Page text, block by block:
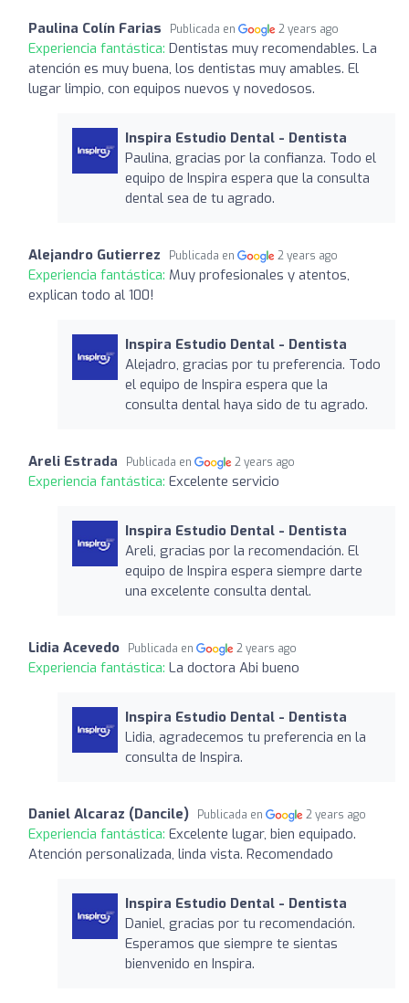
Paulina Colín Farias Publicada en 2 years ago
Experiencia fantástica: Dentistas muy recomendables. La
atención es muy buena, los dentistas muy amables. El
lugar limpio, con equipos nuevos y novedosos.
Inspira Estudio Dental - Dentista
Paulina, gracias por la confianza. Todo el
equipo de Inspira espera que la consulta
dental sea de tu agrado.
Alejandro Gutierrez Publicada en 2 years ago
Experiencia fantástica: Muy profesionales y atentos,
explican todo al 100!
Inspira Estudio Dental - Dentista
Alejadro, gracias por tu preferencia. Todo
el equipo de Inspira espera que la
consulta dental haya sido de tu agrado.
Areli Estrada Publicada en 2 years ago
Experiencia fantástica: Excelente servicio
Inspira Estudio Dental - Dentista
Areli, gracias por la recomendación. El
equipo de Inspira espera siempre darte
una excelente consulta dental.
Lidia Acevedo Publicada en 2 years ago
Experiencia fantástica: La doctora Abi bueno
Inspira Estudio Dental - Dentista
Lidia, agradecemos tu preferencia en la
consulta de Inspira.
Daniel Alcaraz (Dancile) Publicada en 2 years ago
Experiencia fantástica: Excelente lugar, bien equipado.
Atención personalizada, linda vista. Recomendado
Inspira Estudio Dental - Dentista
Daniel, gracias por tu recomendación.
Esperamos que siempre te sientas
bienvenido en Inspira.